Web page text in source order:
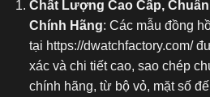
Chất Lượng Cao Cấp,
Chính Hãng: Các mẫu đồng
tại https://dwatchfactory.com/
xác và chi tiết cao, sao chép
chính hãng, từ bộ vỏ, mặt số